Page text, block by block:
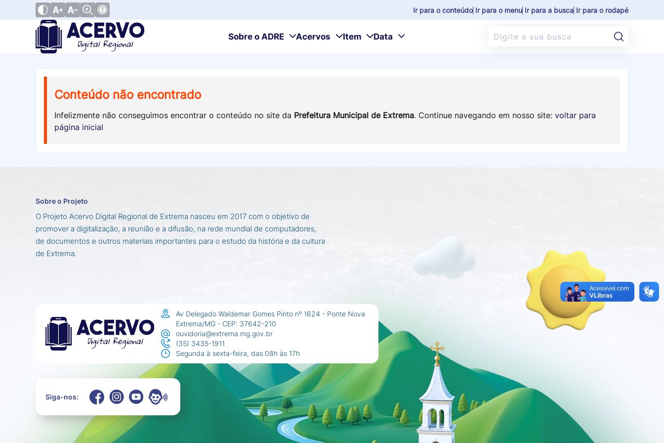
Ir para o conteúdo Ir para o menu Ir para a busca Ir para o rodapé
Sobre o ADRE Acervos Item Data
Conteúdo não encontrado
Infelizmente não conseguimos encontrar o conteúdo no site da Prefeitura Municipal de Extrema. Continue navegando em nosso site: voltar para
página inicial
Sobre o Projeto
O Projeto Acervo Digital Regional de Extrema nasceu em 2017 com o objetivo de
promover a digitalização, a reunião e a difusão, na rede mundial de computadores,
de documentos e outros materiais importantes para o estudo da história e da cultura
de Extrema.
Av Delegado Waldemar Gomes Pinto nº 1624 - Ponte Nova
Extrema/MG - CEP: 37642-210
ouvidoria@extrema.mg.gov.br
(35) 3435-1911
Segunda à sexta-feira, das 08h às 17h
Siga-nos: